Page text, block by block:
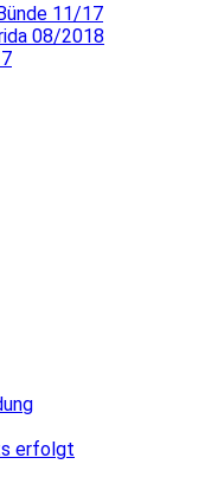
11/17
08/2018
erfolgt